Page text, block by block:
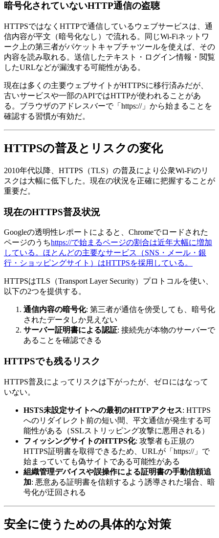
暗号化されていないHTTP通信の盗聴
HTTPSではなくHTTPで通信しているウェブサービスは、通
信内容が平文（暗号化なし）で流れる。同じWi-Fiネットワ
ーク上の第三者がパケットキャプチャツールを使えば、その
内容を読み取れる。送信したテキスト・ログイン情報・閲覧
したURLなどが漏洩する可能性がある。
現在は多くの主要ウェブサイトがHTTPSに移行済みだが、
古いサービスや一部のAPIではHTTPが使われることがあ
る。ブラウザのアドレスバーで「https://」から始まることを
確認する習慣が有効だ。
HTTPSの普及とリスクの変化
2010年代以降、HTTPS（TLS）の普及により公衆Wi-Fiのリ
スクは大幅に低下した。現在の状況を正確に把握することが
重要だ。
現在のHTTPS普及状況
Googleの透明性レポートによると、Chromeでロードされた
ページのうちhttps://で始まるページの割合は近年大幅に増加
している。ほとんどの主要なサービス（SNS・メール・銀
行・ショッピングサイト）はHTTPSを採用している。
HTTPSはTLS（Transport Layer Security）プロトコルを使い、
以下の2つを提供する。
通信内容の暗号化: 第三者が通信を傍受しても、暗号化
されたデータしか見えない
サーバー証明書による認証: 接続先が本物のサーバーで
あることを確認できる
HTTPSでも残るリスク
HTTPS普及によってリスクは下がったが、ゼロにはなって
いない。
HSTS未設定サイトへの最初のHTTPアクセス: HTTPS
へのリダイレクト前の短い間、平文通信が発生する可
能性がある（SSLストリッピング攻撃に悪用される）
フィッシングサイトのHTTPS化: 攻撃者も正規の
HTTPS証明書を取得できるため、URLが「https://」で
始まっていても偽サイトである可能性がある
組織管理デバイスや誤操作による証明書の手動信頼追
加: 悪意ある証明書を信頼するよう誘導された場合、暗
号化が迂回される
安全に使うための具体的な対策